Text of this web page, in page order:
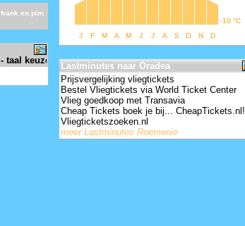
frank en pim
- taal keuze - choose your language -
-10 °C
J
F M A M J J A S O N D
Lastminutes naar Oradea
Prijsvergelijking vliegtickets
Bestel Vliegtickets via World Ticket Center
Vlieg goedkoop met Transavia
Cheap Tickets boek je bij... CheapTickets.nl!
Vliegticketszoeken.nl
meer Lastminutes Roemenie